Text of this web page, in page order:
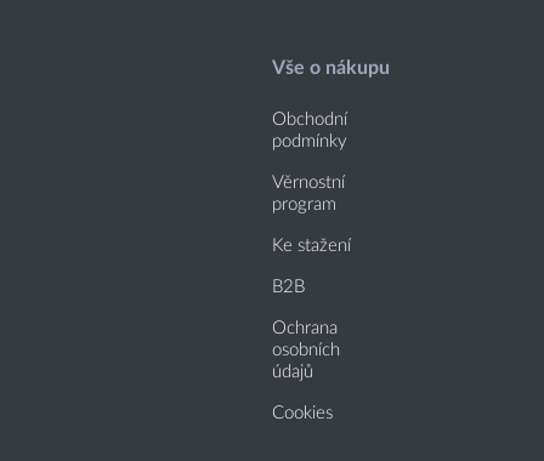
Vše o nákupu
Obchodní
podmínky
Věrnostní
program
Ke stažení
B2B
Ochrana
osobních
údajů
Cookies